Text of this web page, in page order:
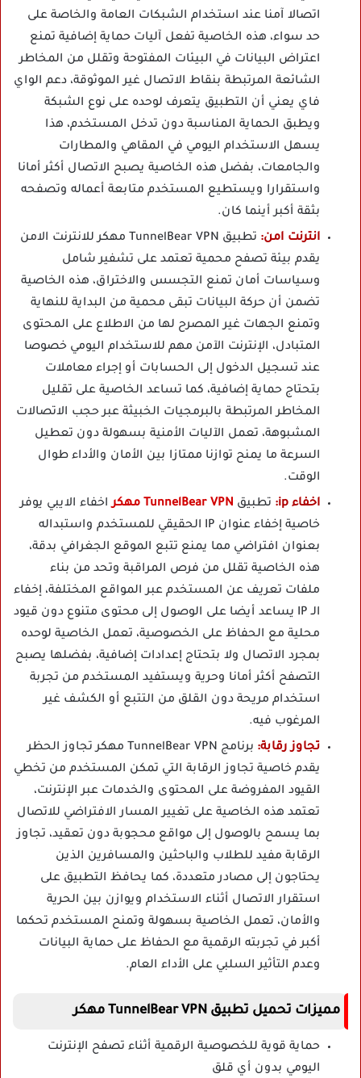
اتصالا آمنا عند استخدام الشبكات العامة والخاصة على
حد سواء، هذه الخاصية تفعل آليات حماية إضافية تمنع
اعتراض البيانات في البيئات المفتوحة وتقلل من المخاطر
الشائعة المرتبطة بنقاط الاتصال غير الموثوقة، دعم الواي
فاي يعني أن التطبيق يتعرف لوحده على نوع الشبكة
ويطبق الحماية المناسبة دون تدخل المستخدم، هذا
يسهل الاستخدام اليومي في المقاهي والمطارات
والجامعات، بفضل هذه الخاصية يصبح الاتصال أكثر أمانا
واستقرارا ويستطيع المستخدم متابعة أعماله وتصفحه
بثقة أكبر أينما كان.
انترنت امن:
تطبيق TunnelBear VPN مهكر للانترنت الامن
يقدم بيئة تصفح محمية تعتمد على تشفير شامل
وسياسات أمان تمنع التجسس والاختراق، هذه الخاصية
تضمن أن حركة البيانات تبقى محمية من البداية للنهاية
وتمنع الجهات غير المصرح لها من الاطلاع على المحتوى
المتبادل، الإنترنت الآمن مهم للاستخدام اليومي خصوصا
عند تسجيل الدخول إلى الحسابات أو إجراء معاملات
بتحتاج حماية إضافية، كما تساعد الخاصية على تقليل
المخاطر المرتبطة بالبرمجيات الخبيثة عبر حجب الاتصالات
المشبوهة، تعمل الآليات الأمنية بسهولة دون تعطيل
السرعة ما يمنح توازنا ممتازا بين الأمان والأداء طوال
الوقت.
اخفاء ip:
تطبيق TunnelBear VPN مهكر
اخفاء الايبي يوفر
خاصية إخفاء عنوان IP الحقيقي للمستخدم واستبداله
بعنوان افتراضي مما يمنع تتبع الموقع الجغرافي بدقة،
هذه الخاصية تقلل من فرص المراقبة وتحد من بناء
ملفات تعريف عن المستخدم عبر المواقع المختلفة، إخفاء
الـ IP يساعد أيضا على الوصول إلى محتوى متنوع دون قيود
محلية مع الحفاظ على الخصوصية، تعمل الخاصية لوحده
بمجرد الاتصال ولا بتحتاج إعدادات إضافية، بفضلها يصبح
التصفح أكثر أمانا وحرية ويستفيد المستخدم من تجربة
استخدام مريحة دون القلق من التتبع أو الكشف غير
المرغوب فيه.
تجاوز رقابة:
برنامج TunnelBear VPN مهكر تجاوز الحظر
يقدم خاصية تجاوز الرقابة التي تمكن المستخدم من تخطي
القيود المفروضة على المحتوى والخدمات عبر الإنترنت،
تعتمد هذه الخاصية على تغيير المسار الافتراضي للاتصال
بما يسمح بالوصول إلى مواقع محجوبة دون تعقيد، تجاوز
الرقابة مفيد للطلاب والباحثين والمسافرين الذين
يحتاجون إلى مصادر متعددة، كما يحافظ التطبيق على
استقرار الاتصال أثناء الاستخدام ويوازن بين الحرية
والأمان، تعمل الخاصية بسهولة وتمنح المستخدم تحكما
أكبر في تجربته الرقمية مع الحفاظ على حماية البيانات
وعدم التأثير السلبي على الأداء العام.
مميزات تحميل تطبيق TunnelBear VPN مهكر
حماية قوية للخصوصية الرقمية أثناء تصفح الإنترنت
اليومي بدون أي قلق